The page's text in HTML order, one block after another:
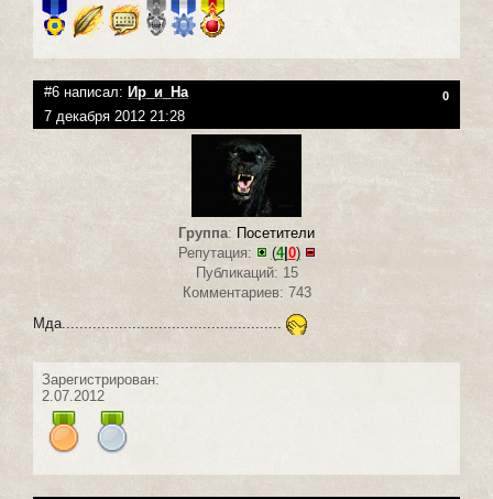
#6 написал: Ир_и_На 0
7 декабря 2012 21:28
Группа: Посетители
Репутация:
(4| 0)
Публикаций: 15
Комментариев: 743
Мда..................................................
Зарегистрирован:
2.07.2012